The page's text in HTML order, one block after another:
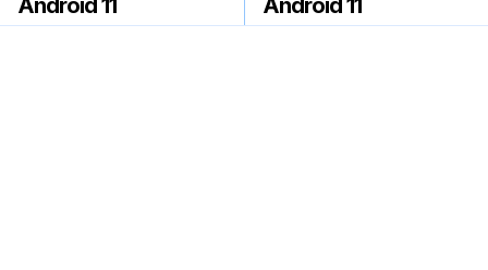
Android 11 Android 11